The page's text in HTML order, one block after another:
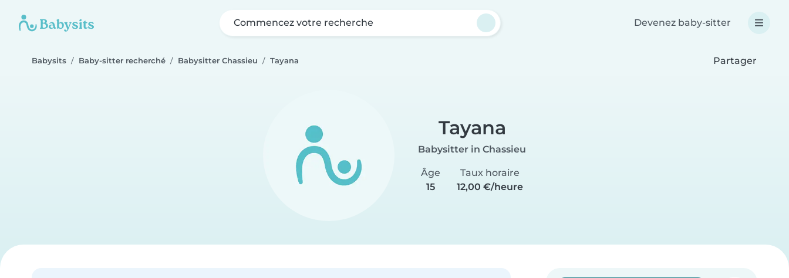
Commencez votre recherche Devenez baby-sitter
Babysits Baby-sitter recherché Babysitter Chassieu Tayana Partager
Tayana
Babysitter in Chassieu
Âge
15
Taux horaire
12,00 €/heure